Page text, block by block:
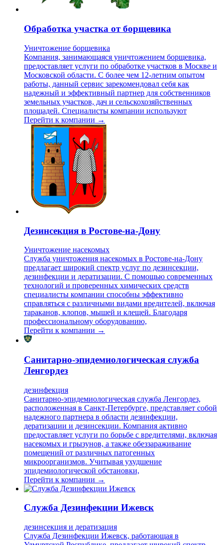
Обработка участка от борщевика
Уничтожение борщевика
Компания, занимающаяся уничтожением борщевика,
предоставляет услуги по обработке участков в Москве и
Московской области. С более чем 12-летним опытом
работы, данный сервис зарекомендовал себя как
надежный и эффективный партнер для собственников
земельных участков, дач и сельскохозяйственных
площадей. Специалисты компании используют
Перейти к компании →
Дезинсекция в Ростове-на-Дону
Уничтожение насекомых
Служба уничтожения насекомых в Ростове-на-Дону
предлагает широкий спектр услуг по дезинсекции,
дезинфекции и дератизации. С помощью современных
технологий и проверенных химических средств
специалисты компании способны эффективно
справляться с различными видами вредителей, включая
тараканов, клопов, мышей и клещей. Благодаря
профессиональному оборудованию,
Перейти к компании →
Санитарно-эпидемиологическая служба
Ленгордез
дезинфекция
Санитарно-эпидемиологическая служба Ленгордез,
расположенная в Санкт-Петербурге, представляет собой
надежного партнера в области дезинфекции,
дератизации и дезинсекции. Компания активно
предоставляет услуги по борьбе с вредителями, включая
насекомых и грызунов, а также обеззараживание
помещений от различных патогенных
микроорганизмов. Учитывая ухудшение
эпидемиологической обстановки,
Перейти к компании →
Служба Дезинфекции Ижевск
дезинсекция и дератизация
Служба Дезинфекции Ижевск, работающая в